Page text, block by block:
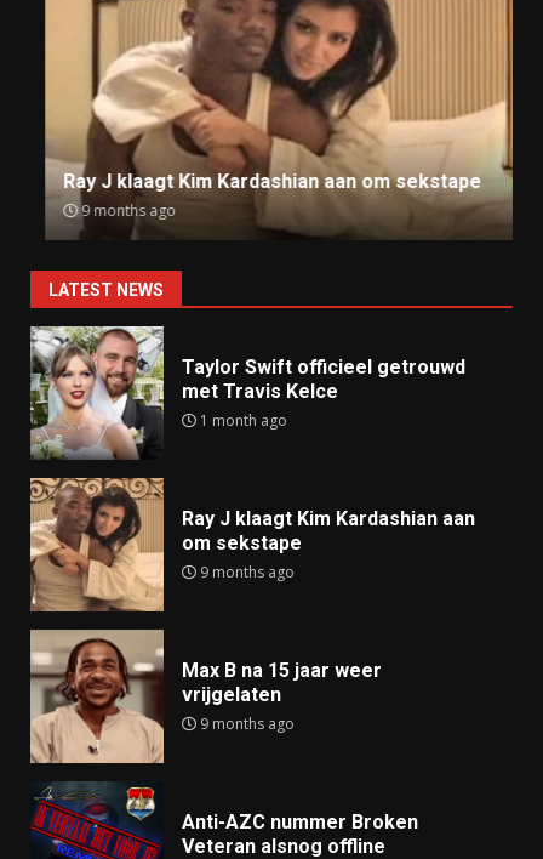
Ray J klaagt Kim Kardashian aan om sekstape
9 months ago
LATEST NEWS
Taylor Swift officieel getrouwd
met Travis Kelce
1 month ago
Ray J klaagt Kim Kardashian aan
om sekstape
9 months ago
Max B na 15 jaar weer
vrijgelaten
9 months ago
Anti-AZC nummer Broken
Veteran alsnog offline